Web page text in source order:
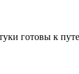
готовы к